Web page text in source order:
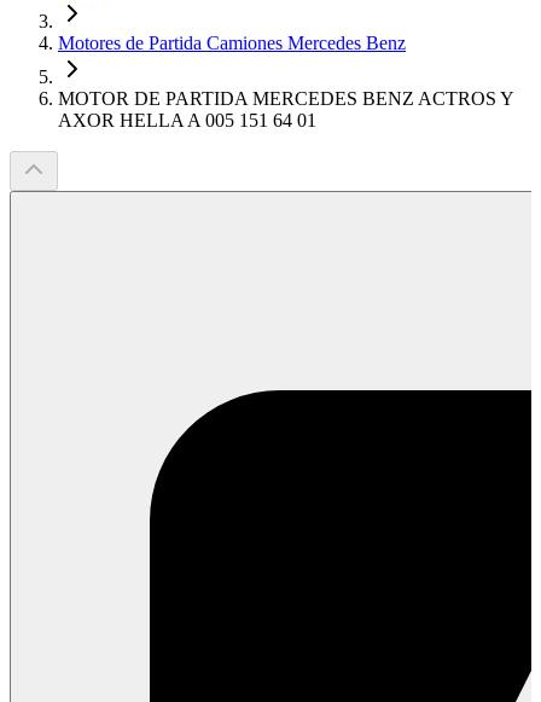
Motores de Partida Camiones Mercedes Benz
MOTOR DE PARTIDA MERCEDES BENZ ACTROS Y
AXOR HELLA A 005 151 64 01